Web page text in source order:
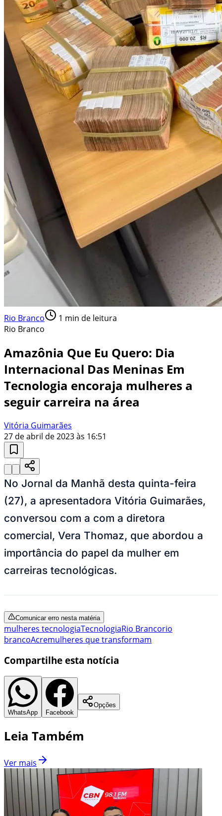
Rio Branco 1 min de leitura
Rio Branco
Amazônia Que Eu Quero: Dia
Internacional Das Meninas Em
Tecnologia encoraja mulheres a
seguir carreira na área
Vitória Guimarães
27 de abril de 2023 às 16:51
No Jornal da Manhã desta quinta-feira
(27), a apresentadora Vitória Guimarães,
conversou com a com a diretora
comercial, Vera Thomaz, que abordou a
importância do papel da mulher em
carreiras tecnológicas.
Comunicar erro nesta matéria
mulheres tecnologiaTecnologiaRio Brancorio
brancoAcremulheres que transformam
Compartilhe esta notícia
WhatsApp Facebook
Opções
Leia Também
Ver mais